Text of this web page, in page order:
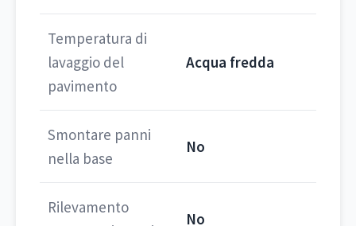
Temperatura di
lavaggio del
pavimento
Acqua fredda
Smontare panni
nella base
No
Rilevamento
No